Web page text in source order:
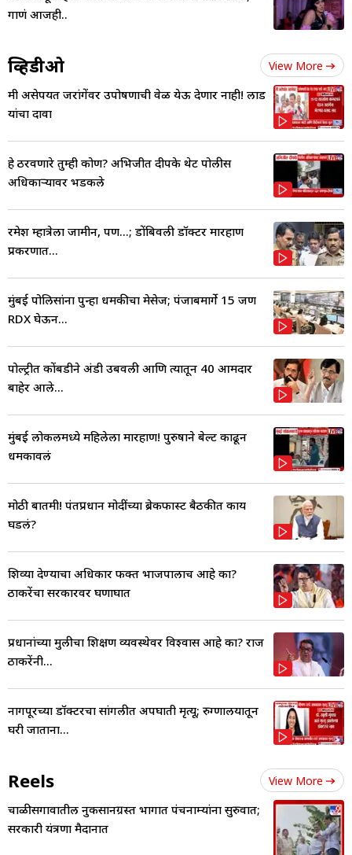
गाणं आजही..
व्हिडीओ View More
मी असेपर्यंत जरांगेंवर उपोषणाची वेळ येऊ देणार नाही! लाड
यांचा दावा
हे ठरवणारे तुम्ही कोण? अभिजीत दीपके थेट पोलीस
अधिकाऱ्यावर भडकले
रमेश म्हात्रेला जामीन, पण...; डोंबिवली डॉक्टर मारहाण
प्रकरणात...
मुंबई पोलिसांना पुन्हा धमकीचा मेसेज; पंजाबमार्गे 15 जण
RDX घेऊन...
पोल्ट्रीत कोंबडीने अंडी उबवली आणि त्यातून 40 आमदार
बाहेर आले...
मुंबई लोकलमध्ये महिलेला मारहाण! पुरुषाने बेल्ट काढून
धमकावलं
मोठी बातमी! पंतप्रधान मोदींच्या ब्रेकफास्ट बैठकीत काय
घडलं?
शिव्या देण्याचा अधिकार फक्त भाजपालाच आहे का?
ठाकरेंचा सरकारवर घणाघात
प्रधानांच्या मुलीचा शिक्षण व्यवस्थेवर विश्वास आहे का? राज
ठाकरेंनी...
नागपूरच्या डॉक्टरचा सांगलीत अपघाती मृत्यू; रुग्णालयातून
घरी जाताना...
Reels View More
चाळीसगावातील नुकसानग्रस्त भागात पंचनाम्यांना सुरुवात;
सरकारी यंत्रणा मैदानात